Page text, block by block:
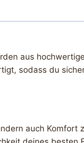
aus
sodass du
auch Komfort